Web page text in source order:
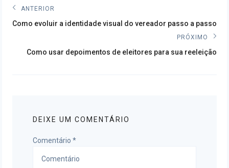
Navegação
de
ANTERIOR
Post
Como evoluir a identidade visual do vereador passo a passo
PRÓXIMO
Próximo
Como usar depoimentos de eleitores para sua reeleição
DEIXE UM COMENTÁRIO
Comentário *